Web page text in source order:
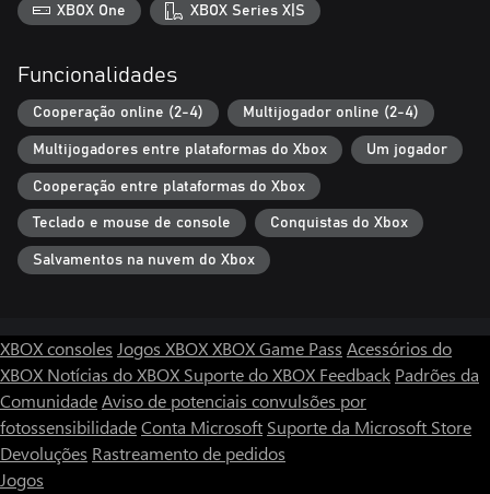
XBOX One XBOX Series X|S
Funcionalidades
Cooperação online (2-4) Multijogador online (2-4)
Multijogadores entre plataformas do Xbox Um jogador
Cooperação entre plataformas do Xbox
Teclado e mouse de console Conquistas do Xbox
Salvamentos na nuvem do Xbox
XBOX consoles Jogos XBOXXBOX Game Pass Acessórios do
XBOX Notícias do XBOX Suporte do XBOX Feedback Padrões da
ComunidadeAviso de potenciais convulsões por
fotossensibilidadeConta Microsoft Suporte da Microsoft Store
Devoluções Rastreamento de pedidos
Jogos